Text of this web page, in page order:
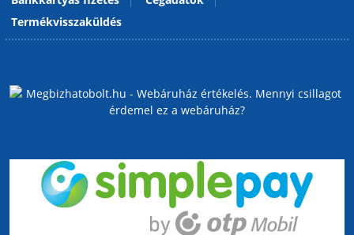
Termékvisszaküldés